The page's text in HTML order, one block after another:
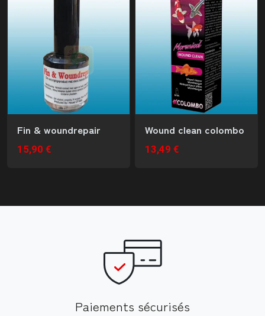
Fin & woundrepair
15,90 €
Wound clean colombo
13,49 €
Paiements sécurisés